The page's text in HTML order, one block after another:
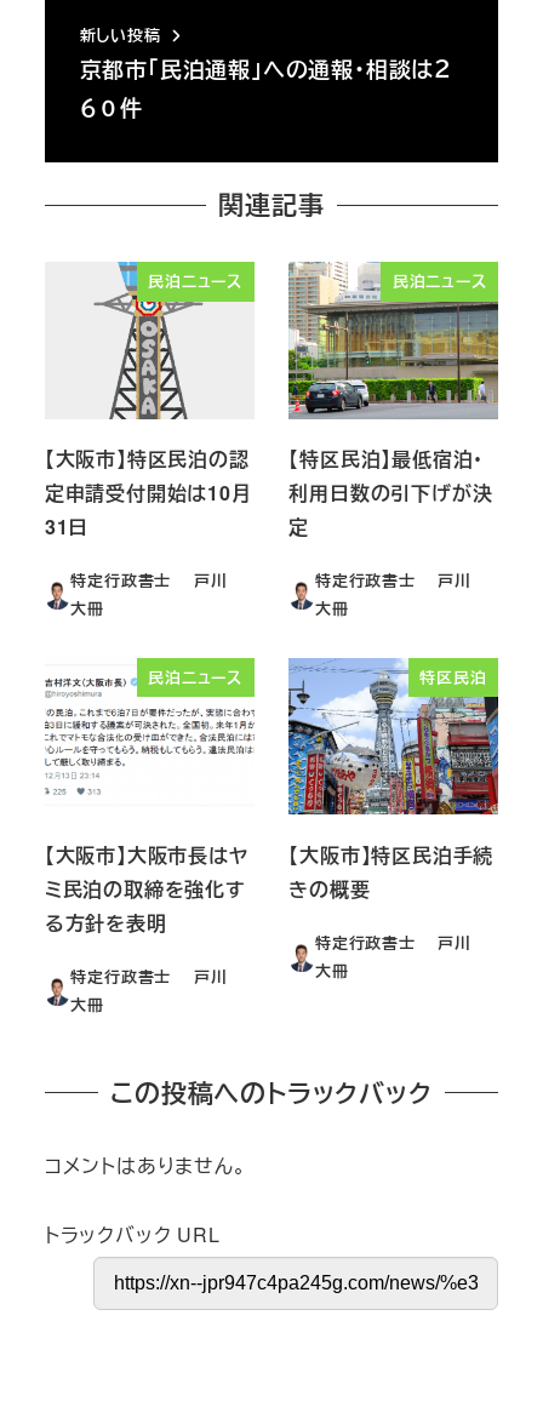
新しい投稿
京都市「民泊通報」への通報・相談は２
６０件
関連記事
民泊ニュース
【大阪市】特区民泊の認
定申請受付開始は10月
31日
特定行政書士 戸川
大冊
民泊ニュース
【特区民泊】最低宿泊・
利用日数の引下げが決
定
特定行政書士 戸川
大冊
民泊ニュース
【大阪市】大阪市長はヤ
ミ民泊の取締を強化す
る方針を表明
特定行政書士 戸川
大冊
特区民泊
【大阪市】特区民泊手続
きの概要
特定行政書士 戸川
大冊
この投稿へのトラックバック
コメントはありません。
トラックバック URL